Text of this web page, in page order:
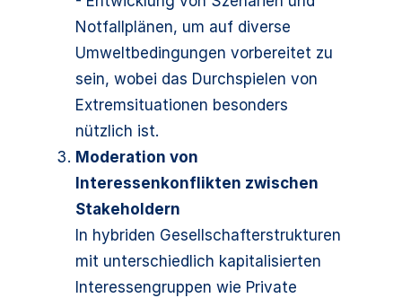
Notfallplänen, um auf diverse
Umweltbedingungen vorbereitet zu
sein, wobei das Durchspielen von
Extremsituationen besonders
nützlich ist.
Moderation von
Interessenkonflikten zwischen
Stakeholdern
In hybriden Gesellschafterstrukturen
mit unterschiedlich kapitalisierten
Interessengruppen wie Private